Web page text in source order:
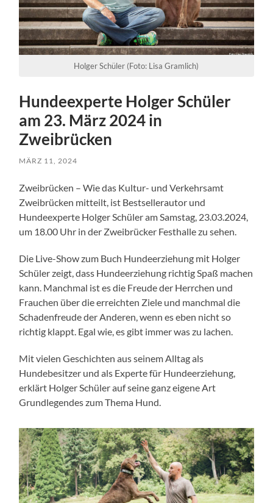
Holger Schüler (Foto: Lisa Gramlich)
Hundeexperte Holger Schüler
am 23. März 2024 in
Zweibrücken
MÄRZ 11, 2024
Zweibrücken – Wie das Kultur- und Verkehrsamt
Zweibrücken mitteilt, ist Bestsellerautor und
Hundeexperte Holger Schüler am Samstag, 23.03.2024,
um 18.00 Uhr in der Zweibrücker Festhalle zu sehen.
Die Live-Show zum Buch Hundeerziehung mit Holger
Schüler zeigt, dass Hundeerziehung richtig Spaß machen
kann. Manchmal ist es die Freude der Herrchen und
Frauchen über die erreichten Ziele und manchmal die
Schadenfreude der Anderen, wenn es eben nicht so
richtig klappt. Egal wie, es gibt immer was zu lachen.
Mit vielen Geschichten aus seinem Alltag als
Hundebesitzer und als Experte für Hundeerziehung,
erklärt Holger Schüler auf seine ganz eigene Art
Grundlegendes zum Thema Hund.